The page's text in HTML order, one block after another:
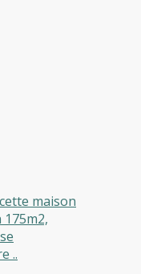
maison
175m2,
..